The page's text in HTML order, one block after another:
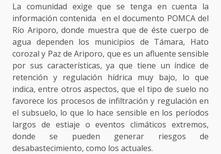
La comunidad exige que se tenga en cuenta la
información contenida en el documento POMCA del
Río Ariporo, donde muestra que de éste cuerpo de
agua dependen los municipios de Támara, Hato
corozal y Paz de Ariporo, que es un afluente sensible
por sus características, ya que tiene un índice de
retención y regulación hídrica muy bajo, lo que
indica, entre otros aspectos, que el tipo de suelo no
favorece los procesos de infiltración y regulación en
el subsuelo, lo que lo hace sensible en los períodos
largos de estiaje o eventos climáticos extremos,
donde se pueden generar riesgos de
desabastecimiento, como los actuales.